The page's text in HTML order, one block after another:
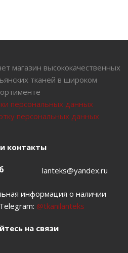
магазин высококачественных
тканей в широком
персональных данных
персональных данных
контакты
lanteks@yandex.ru
информация о наличии
@tkanilanteks
на связи